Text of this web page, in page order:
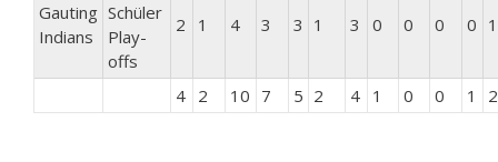
Gauting
Indians
Schüler
Play-
offs
2 1 4 3 3 1 3 0 0 0 0 1
4 2 10 7 5 2 4 1 0 0 1 2